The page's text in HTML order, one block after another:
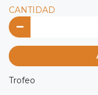
CANTIDAD
Trofeo